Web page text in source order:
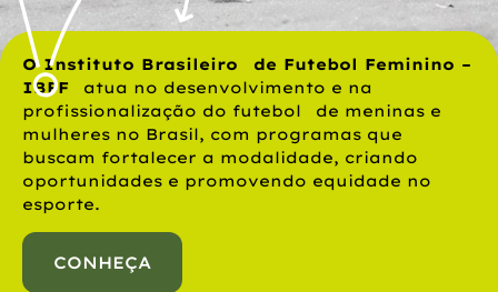
O Instituto Brasileiro de Futebol Feminino –
IBFF atua no desenvolvimento e na
profissionalização do futebol de meninas e
mulheres no Brasil, com programas que
buscam fortalecer a modalidade, criando
oportunidades e promovendo equidade no
esporte.
CONHEÇA